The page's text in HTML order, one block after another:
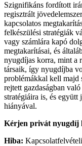
Szignifikáns fordított
regisztrált
kapcsolatos
felkészülési stratégiák
vagy számlára kapó
megtakarításai, és
nyugdíjas korra, mint a
társaik, így nyugdíjba
problémákkal kell majd
rejtett gazdaságban
stratégiáira is, és együtt
hiányával.
Kérjen privát nyugdíj
Hiba: